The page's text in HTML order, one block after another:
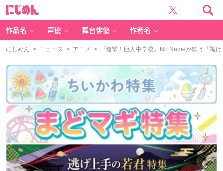
作品名 声優 舞台俳優 作者名
にじめん > ニュース > アニメ > 『進撃！巨人中学校』No Nameが歌う「跪